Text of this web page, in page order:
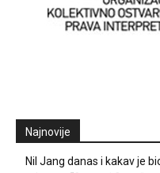
Najnovije
Nil Jang danas i kakav je